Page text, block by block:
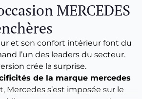
d'occasion
MERCEDES
et son confort intérieur font du
l’un des leaders du secteur.
crée la surprise.
de la marque mercedes
Mercedes s’est imposée sur le